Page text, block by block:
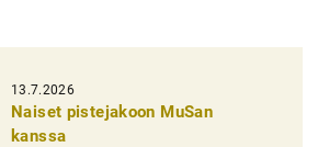
13.7.2026
Naiset pistejakoon MuSan
kanssa